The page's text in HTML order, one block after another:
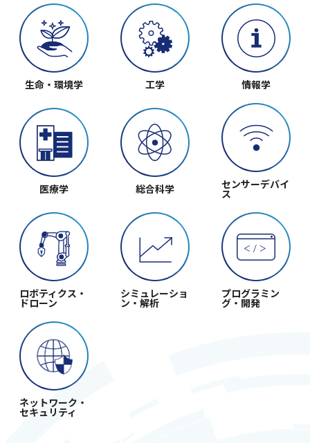
製品やサービス
キャンペーン
各種ご依
生命・環境学 工学 情報学
医療学 総合科学 センサーデバイ
ス
ロボティクス・
ドローン
シミュレーショ
ン・解析
プログラミン
グ・開発
ネットワーク・
セキュリティ